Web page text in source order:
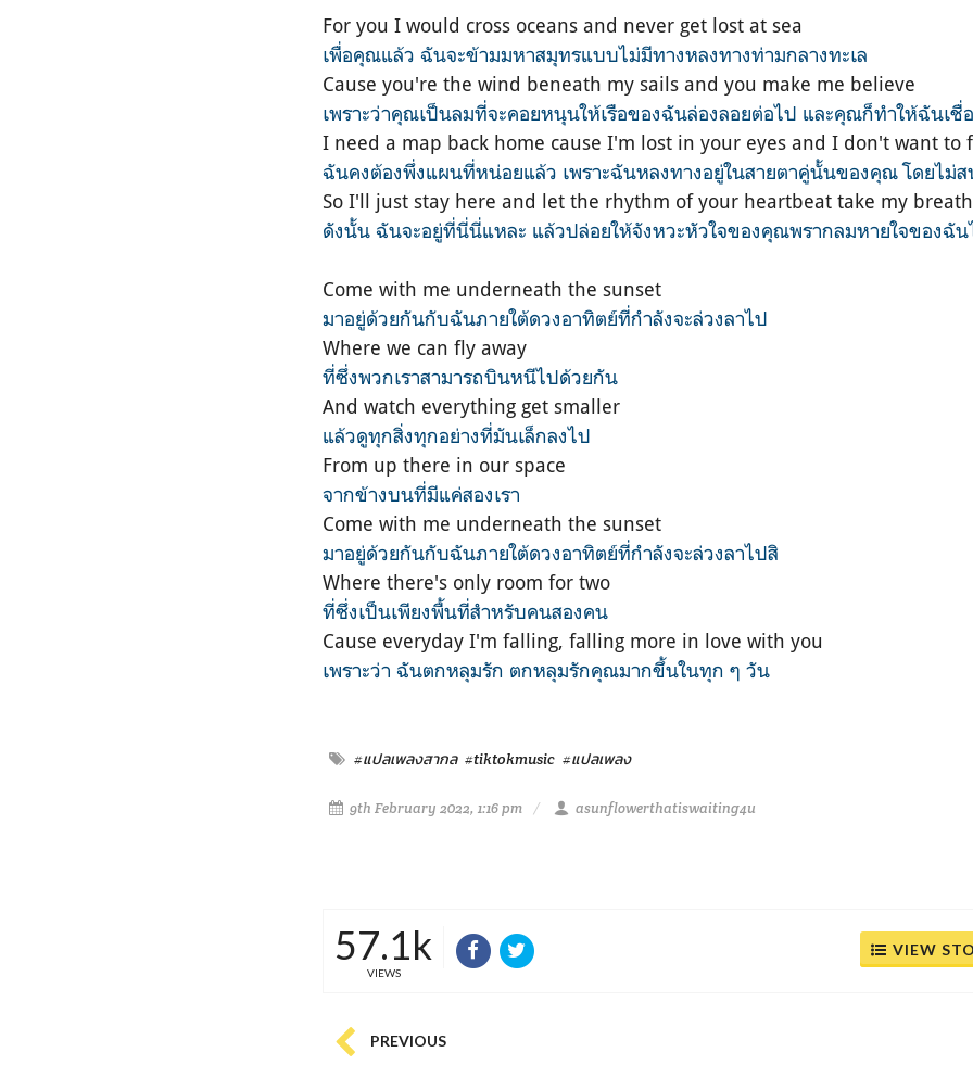
For you I would cross oceans and never get lost at sea
เพื่อคุณแล้ว ฉันจะข้ามมหาสมุทรแบบไม่มีทางหลงทางท่ามกลางทะเล
Cause you're the wind beneath my sails and you make me believe
เพราะว่าคุณเป็นลมที่จะคอยหนุนให้เรือของฉันล่องลอยต่อไป และคุณก็ทำให้ฉันเชื่
I need a map back home cause I'm lost in your eyes and I don't want to
ฉันคงต้องพึ่งแผนที่หน่อยแล้ว เพราะฉันหลงทางอยู่ในสายตาคู่นั้นของคุณ โดยไม่
So I'll just stay here and let the rhythm of your heartbeat take my
ดังนั้น ฉันจะอยู่ที่นี่นี่แหละ แล้วปล่อยให้จังหวะหัวใจของคุณพรากลมหายใจของฉั
Come with me underneath the sunset
มาอยู่ด้วยกันกับฉันภายใต้ดวงอาทิตย์ที่กำลังจะล่วงลาไป
Where we can fly away
ที่ซึ่งพวกเราสามารถบินหนีไปด้วยกัน
And watch everything get smaller
แล้วดูทุกสิ่งทุกอย่างที่มันเล็กลงไป
From up there in our space
จากข้างบนที่มีแค่สองเรา
Come with me underneath the sunset
มาอยู่ด้วยกันกับฉันภายใต้ดวงอาทิตย์ที่กำลังจะล่วงลาไปสิ
Where there's only room for two
ที่ซึ่งเป็นเพียงพื้นที่สำหรับคนสองคน
Cause everyday I'm falling, falling more in love with you
เพราะว่า ฉันตกหลุมรัก ตกหลุมรักคุณมากขึ้นในทุก ๆ วัน
#แปลเพลงสากล #tiktokmusic #แปลเพลง
9th February 2022, 1:16 pm asunflowerthatiswaiting4u
57.1k
VIEWS
VIEW
PREVIOUS